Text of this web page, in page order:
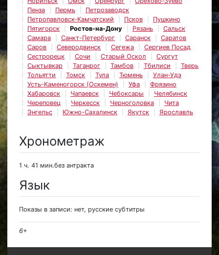
Пенза
Пермь
Петрозаводск
Петропавловск-Камчатский
Псков
Пушкино
Пятигорск
Ростов-на-Дону Рязань
Сальск
Самара
Санкт-Петербург Саранск
Саратов
Саров
Северодвинск Сегежа
Сергиев Посад
Сестрорецк
Сочи Старый Оскол
Сургут
Сыктывкар
Таганрог Тамбов Тбилиси
Тверь
Тольятти
Томск Тула Тюмень
Улан-Удэ
Усть-Каменогорск (Оскемен)
Уфа
Фрязино
Хабаровск
Чапаевск Чебоксары
Челябинск
Череповец
Черкесск Черноголовка
Чита
Энгельс
Южно-Сахалинск Якутск Ярославль
Хронометраж
1 ч. 41 мин.без антракта
Язык
Показы в записи: нет, русские субтитры
6+